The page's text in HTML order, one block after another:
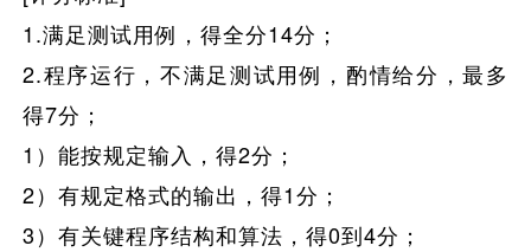
1.满足测试用例 ，得全分14分；
2.程序运行，不满足测试用例，酌情给分，最多
得7分；
1）能按规定输入，得2分；
2）有规定格式的输出，得1分；
3）有关键程序结构和算法，得0到4分；